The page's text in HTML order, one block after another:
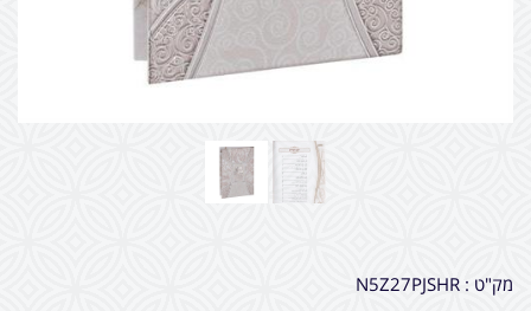
מק"ט : N5Z27PJSHR